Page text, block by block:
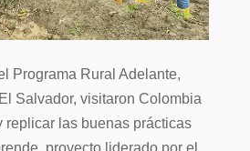
Programa Rural Adelante,
Salvador, visitaron Colombia
replicar las buenas prácticas
proyecto liderado por el